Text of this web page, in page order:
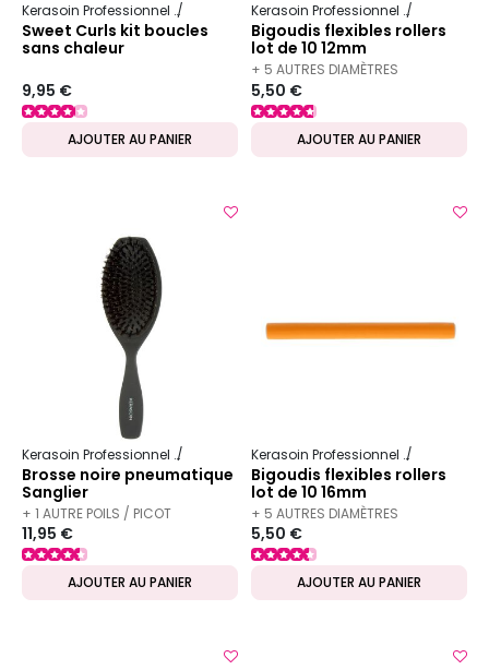
Kerasoin Professionnel Matériel Coiffure
Sweet Curls kit boucles
sans chaleur
9,95 €
AJOUTER AU PANIER
Kerasoin Professionnel
Bigoudis flexibles rollers
lot de 10 12mm
+ 5 AUTRES DIAMÈTRES
DISPONIBLES
5,50 €
AJOUTER AU PANIER
Kerasoin Professionnel Matériel Coiffure Brosse démêlante
Brosse noire pneumatique
Sanglier
+ 1 AUTRE POILS / PICOT
DISPONIBLE
11,95 €
AJOUTER AU PANIER
Kerasoin Professionnel
Bigoudis flexibles rollers
lot de 10 16mm
+ 5 AUTRES DIAMÈTRES
DISPONIBLES
5,50 €
AJOUTER AU PANIER